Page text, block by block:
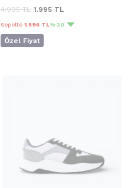
4.995TL 1.995 TL
Sepette 1.596 TL%20
Özel Fiyat